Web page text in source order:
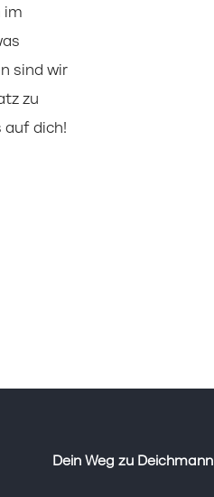
im
sind wir
zu
auf dich!
Dein Weg zu Deichmann